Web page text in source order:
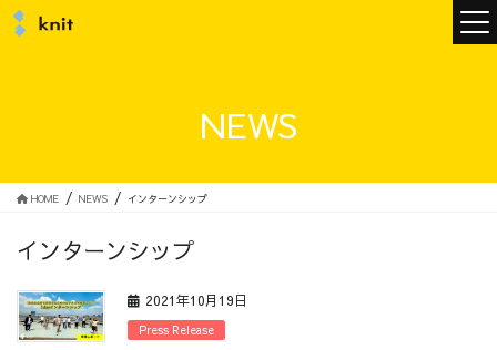
NEWS
HOME NEWS インターンシップ
インターンシップ
2021年10月19日
Press Release